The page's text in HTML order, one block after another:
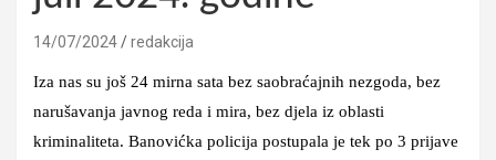
14/07/2024 redakcija
Iza nas su još 24 mirna sata bez saobraćajnih nezgoda, bez
narušavanja javnog reda i mira, bez djela iz oblasti
kriminaliteta. Banovićka policija postupala je tek po 3 prijave